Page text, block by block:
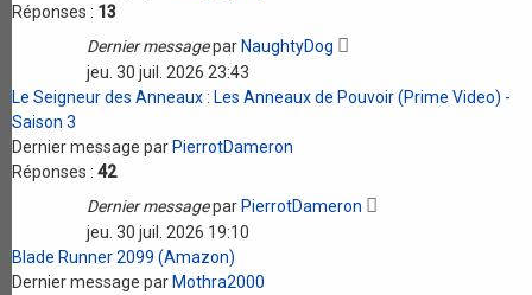
Réponses : 13
Dernier messageparNaughtyDog
jeu. 30 juil. 2026 23:43
Le Seigneur des Anneaux : Les Anneaux de Pouvoir (Prime Video) -
Saison 3
Dernier message parPierrotDameron
Réponses : 42
Dernier messageparPierrotDameron
jeu. 30 juil. 2026 19:10
Blade Runner 2099 (Amazon)
Dernier message parMothra2000